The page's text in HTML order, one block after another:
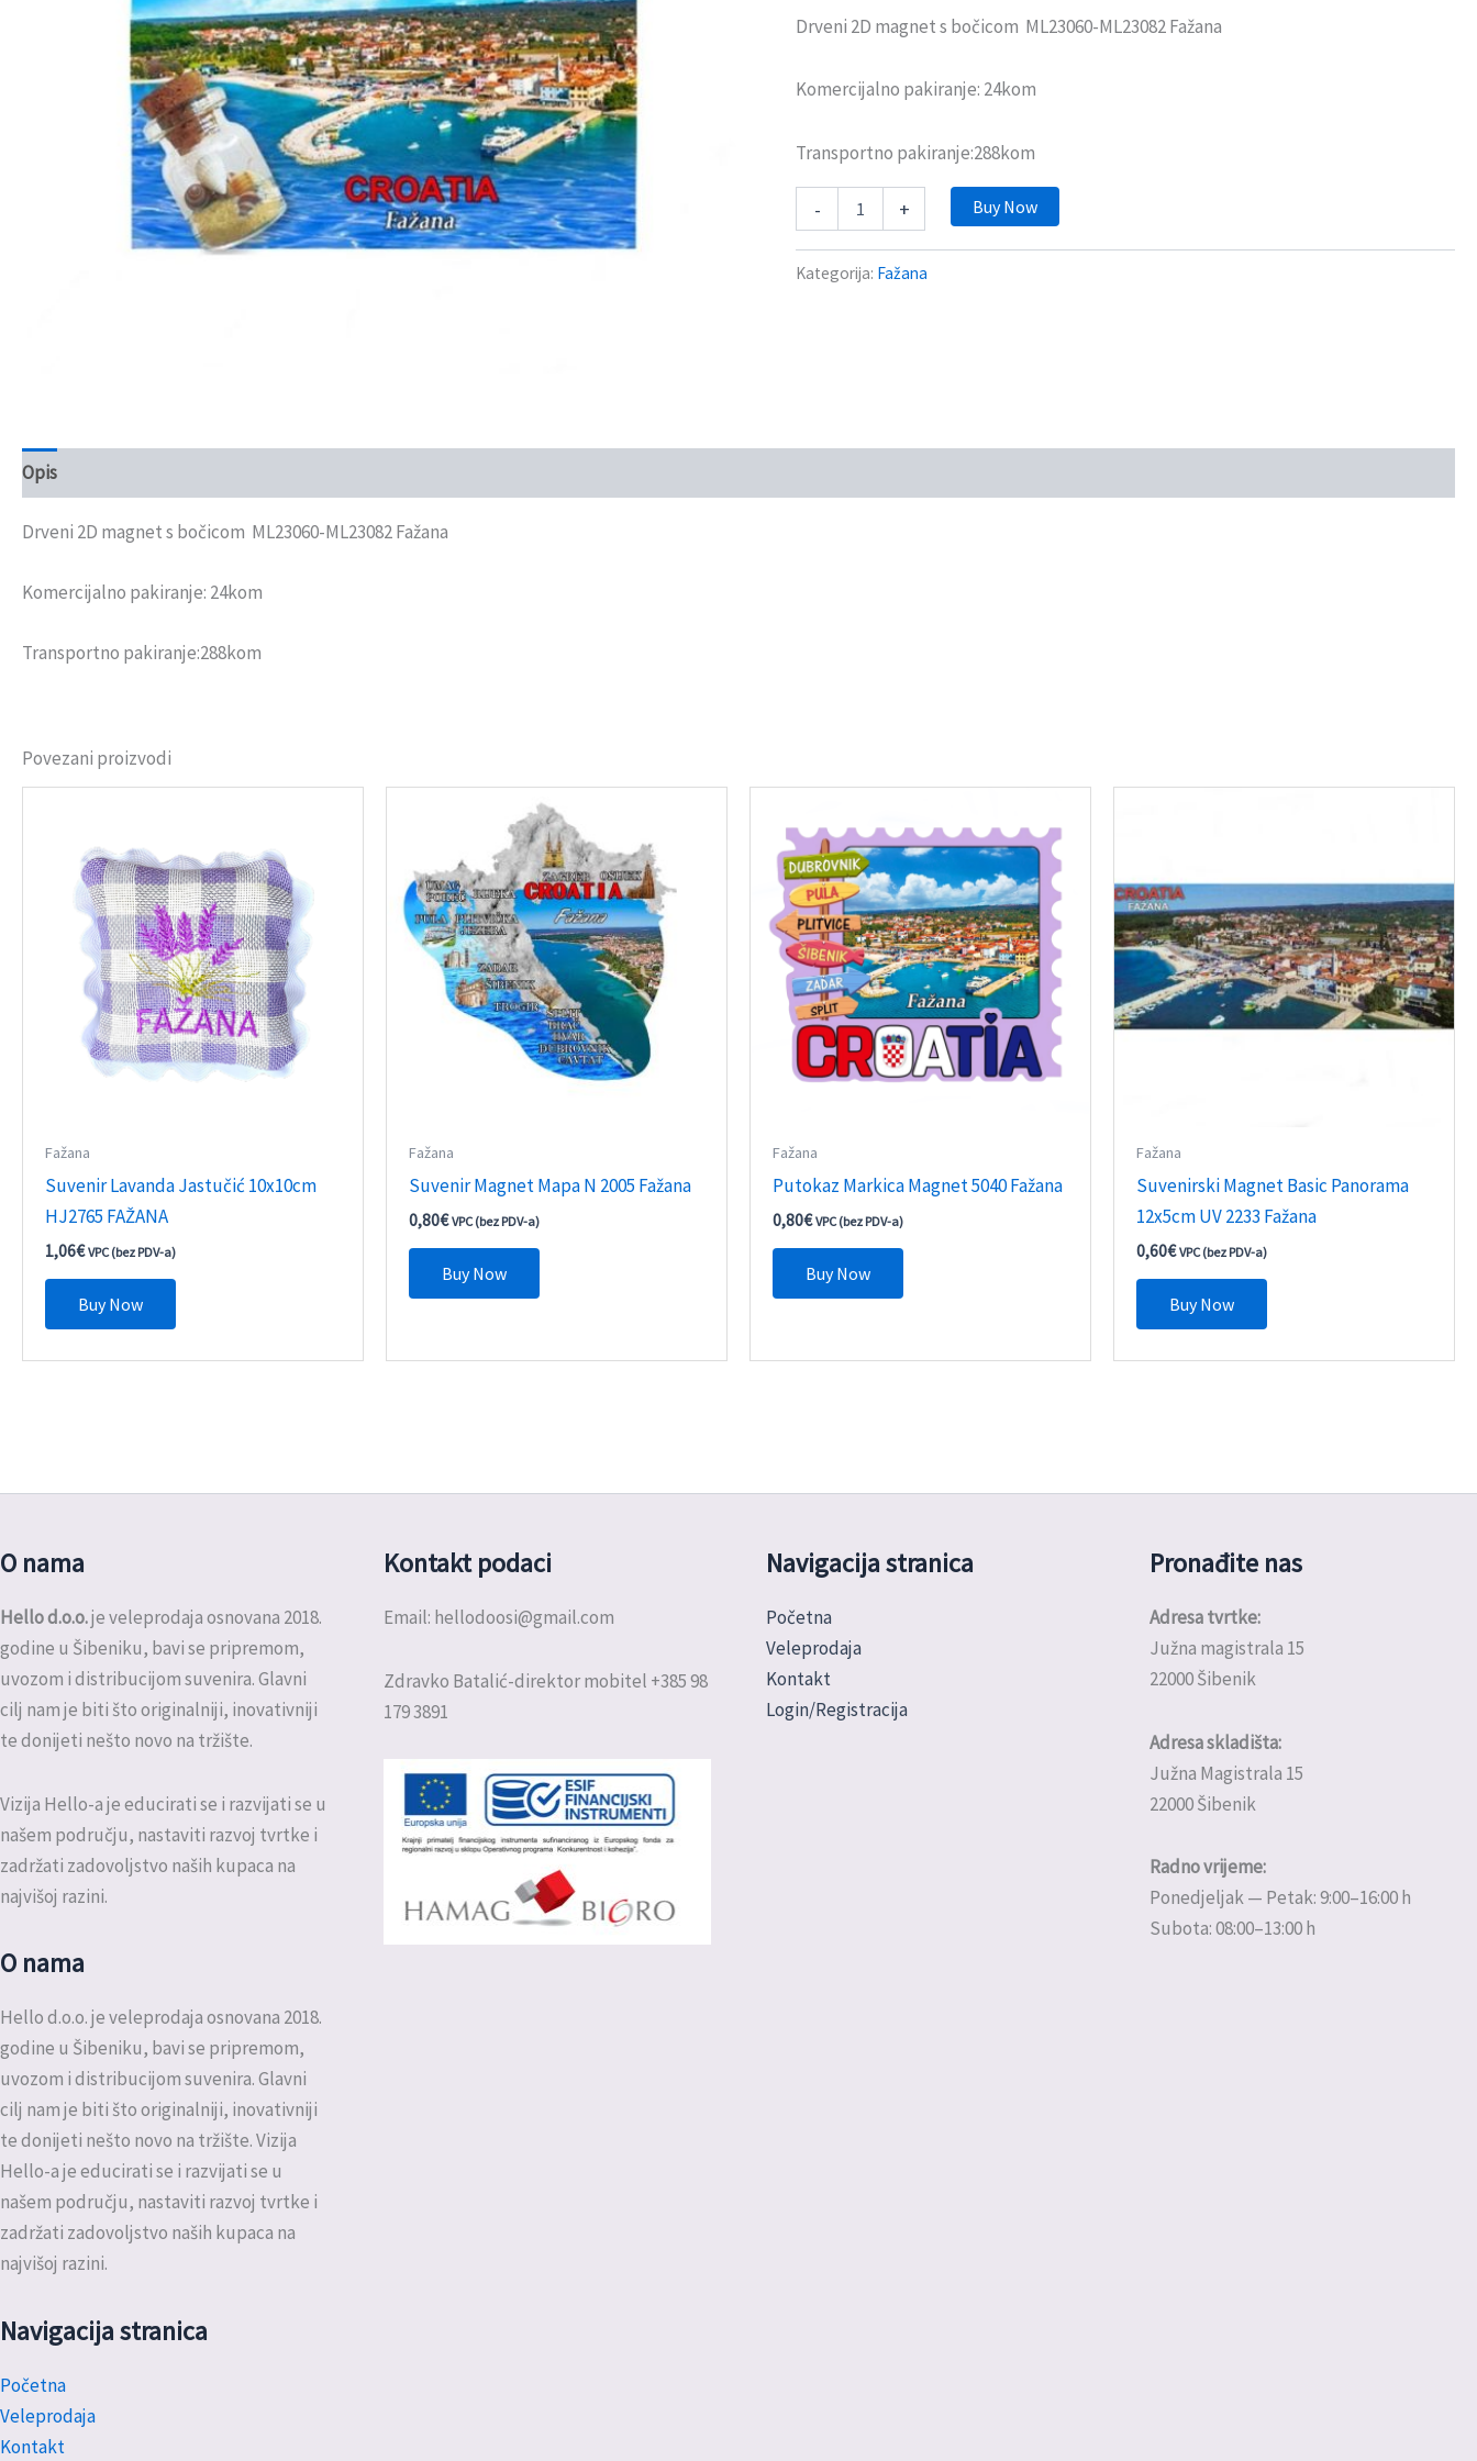
Drveni 2D magnet s bočicom ML23060-ML23082 Fažana
Komercijalno pakiranje: 24kom
Transportno pakiranje:288kom
- + Buy Now
Kategorija: Fažana
Opis
Drveni 2D magnet s bočicom ML23060-ML23082 Fažana
Komercijalno pakiranje: 24kom
Transportno pakiranje:288kom
Povezani proizvodi
Fažana
Suvenir Lavanda Jastučić 10x10cm
HJ2765 FAŽANA
1,06€ VPC (bez PDV-a)
Buy Now
Fažana
Suvenir Magnet Mapa N 2005 Fažana
0,80€ VPC (bez PDV-a)
Buy Now
Fažana
Putokaz Markica Magnet 5040 Fažana
0,80€ VPC (bez PDV-a)
Buy Now
Fažana
Suvenirski Magnet Basic Panorama
12x5cm UV 2233 Fažana
0,60€ VPC (bez PDV-a)
Buy Now
O nama
Hello d.o.o.je veleprodaja osnovana 2018.
godine u Šibeniku, bavi se pripremom,
uvozom i distribucijom suvenira. Glavni
cilj nam je biti što originalniji, inovativniji
te donijeti nešto novo na tržište.
Vizija Hello-a je educirati se i razvijati se u
našem području, nastaviti razvoj tvrtke i
zadržati zadovoljstvo naših kupaca na
najvišoj razini.
O nama
Hello d.o.o. je veleprodaja osnovana 2018.
godine u Šibeniku, bavi se pripremom,
uvozom i distribucijom suvenira. Glavni
cilj nam je biti što originalniji, inovativniji
te donijeti nešto novo na tržište. Vizija
Hello-a je educirati se i razvijati se u
našem području, nastaviti razvoj tvrtke i
zadržati zadovoljstvo naših kupaca na
najvišoj razini.
Navigacija stranica
Početna
Veleprodaja
Kontakt
Kontakt podaci
Email: hellodoosi@gmail.com
Zdravko Batalić-direktor mobitel +385 98
179 3891
Navigacija stranica
Početna
Veleprodaja
Kontakt
Login/Registracija
Pronađite nas
Adresa tvrtke:
Južna magistrala 15
22000 Šibenik
Adresa skladišta:
Južna Magistrala 15
22000 Šibenik
Radno vrijeme:
Ponedjeljak — Petak: 9:00–16:00 h
Subota: 08:00–13:00 h